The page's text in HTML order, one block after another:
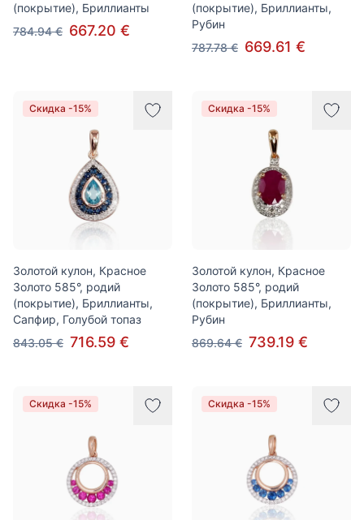
(покрытие), Бриллианты
784.94 € 667.20 €
(покрытие), Бриллианты,
Рубин
787.78 € 669.61 €
Скидка -15%
Золотой кулон, Красное
Золото 585°, родий
(покрытие), Бриллианты,
Сапфир, Голубой топаз
843.05 € 716.59 €
Скидка -15%
Золотой кулон, Красное
Золото 585°, родий
(покрытие), Бриллианты,
Рубин
869.64 € 739.19 €
Скидка -15% Скидка -15%